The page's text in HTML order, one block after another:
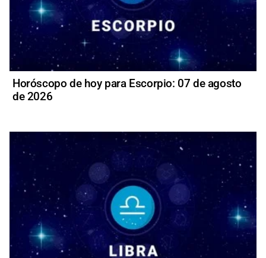
Horóscopo de hoy para Escorpio: 07 de agosto
de 2026